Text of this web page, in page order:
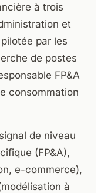
à trois
et
par les
de postes
FP&A
consommation
de niveau
(FP&A),
e-commerce),
à